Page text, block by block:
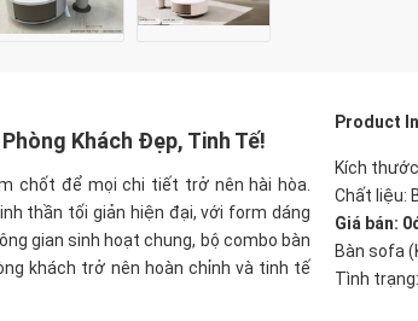
Khách Đẹp, Tinh Tế!
chốt để mọi chi tiết trở nên hài hòa.
thần tối giản hiện đại, với form dáng
gian sinh hoạt chung, bộ combo bàn
khách trở nên hoàn chỉnh và tinh tế
Product
Kích
Chất liệu:
Giá bán:
Bàn sofa
Tình